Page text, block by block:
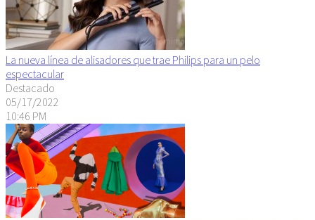
La nueva línea de alisadores que trae Philips para un pelo
espectacular
Destacado
05/17/2022
10:46 PM